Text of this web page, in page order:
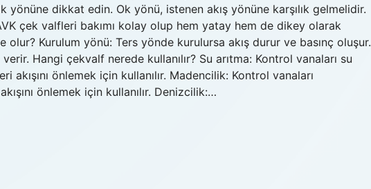
dikkat edin. Ok yönü, istenen akış yönüne karşılık gelmelidir.
çek valfleri bakımı kolay olup hem yatay hem de dikey olarak
olur? Kurulum yönü: Ters yönde kurulursa akış durur ve basınç oluşur.
Hangi çekvalf nerede kullanılır? Su arıtma: Kontrol vanaları su
önlemek için kullanılır. Madencilik: Kontrol vanaları
önlemek için kullanılır. Denizcilik:…